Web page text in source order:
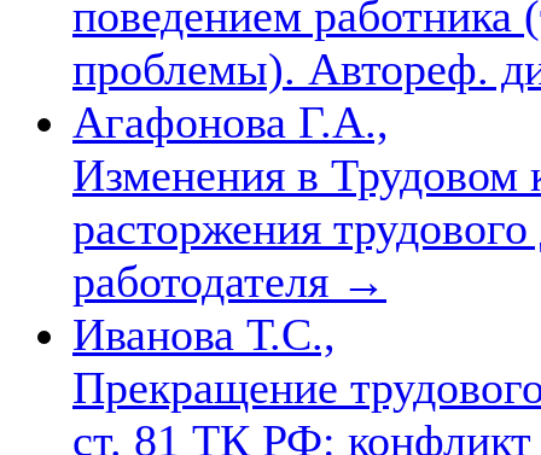
поведением работника
проблемы). Автореф.
Агафонова Г.А.,
Изменения в Трудовом
расторжения
работодателя →
Иванова Т.С.,
Прекращение
ст. 81 ТК РФ: конфликт